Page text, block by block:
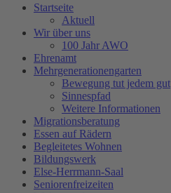
Startseite
Aktuell
Wir über uns
100 Jahr AWO
Ehrenamt
Mehrgenerationengarten
Bewegung tut jedem gut
Sinnespfad
Weitere Informationen
Migrationsberatung
Essen auf Rädern
Begleitetes Wohnen
Bildungswerk
Else-Herrmann-Saal
Seniorenfreizeiten